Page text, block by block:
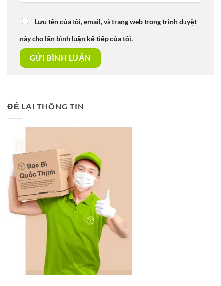
Lưu tên của tôi, email, và trang web trong trình duyệt
này cho lần bình luận kế tiếp của tôi.
ĐỂ LẠI THÔNG TIN